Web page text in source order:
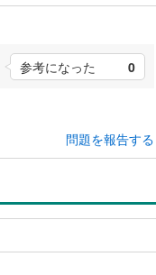
参考になった 0
問題を報告する